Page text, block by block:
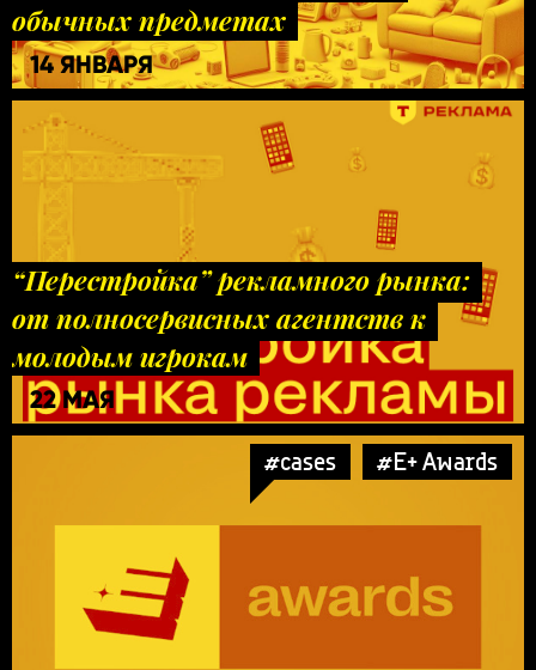
обычных предметах
14 ЯНВАРЯ
“Перестройка” рекламного рынка:
от полносервисных агентств к
молодым игрокам
22 МАЯ
#cases #E+ Awards